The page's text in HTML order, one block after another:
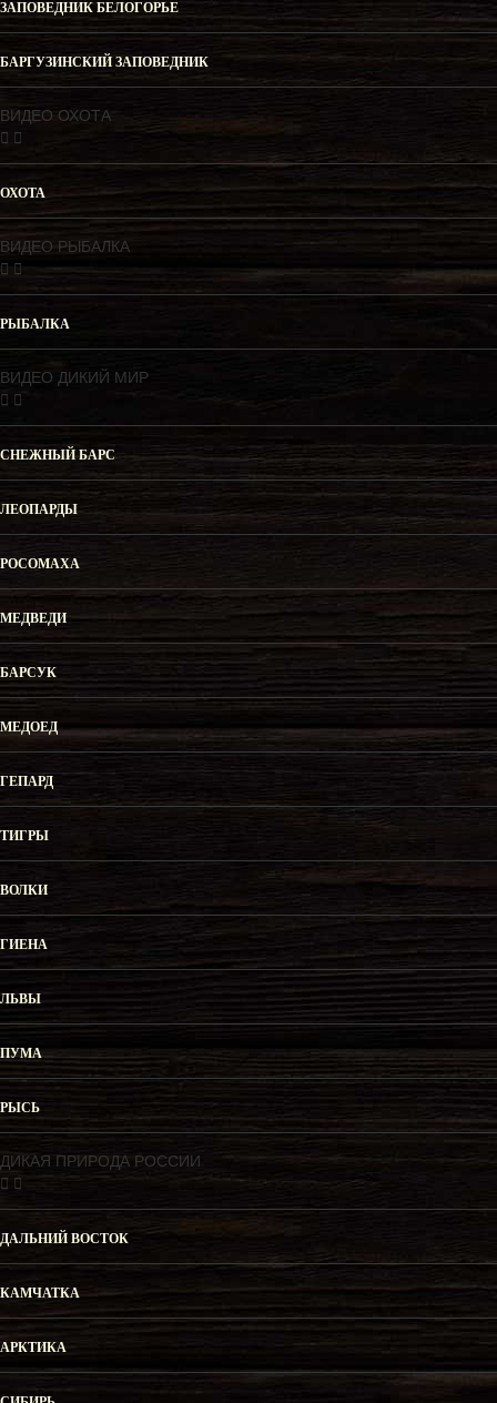
ЗАПОВЕДНИК БЕЛОГОРЬЕ
БАРГУЗИНСКИЙ ЗАПОВЕДНИК
ВИДЕО ОХОТА
ОХОТА
ВИДЕО РЫБАЛКА
РЫБАЛКА
ВИДЕО ДИКИЙ МИР
СНЕЖНЫЙ БАРС
ЛЕОПАРДЫ
РОСОМАХА
МЕДВЕДИ
БАРСУК
МЕДОЕД
ГЕПАРД
ТИГРЫ
ВОЛКИ
ГИЕНА
ЛЬВЫ
ПУМА
РЫСЬ
ДИКАЯ ПРИРОДА РОССИИ
ДАЛЬНИЙ ВОСТОК
КАМЧАТКА
АРКТИКА